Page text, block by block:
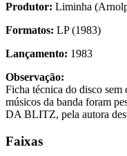
Produtor: Liminha
Formatos: LP (1983)
Lançamento: 1983
Observação:
Ficha técnica do disco sem
músicos da banda foram
DA BLITZ, pela autora
Faixas